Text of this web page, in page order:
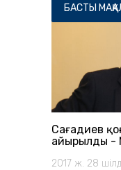
БАСТЫ
Сағадиев
айырылды -
2017 ж. 28